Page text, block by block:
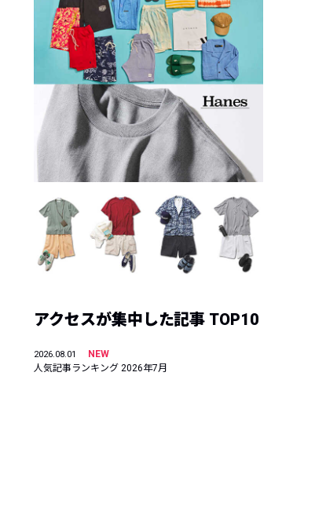
アクセスが集中した記事 TOP10
2026.08.01
NEW
人気記事ランキング 2026年7月